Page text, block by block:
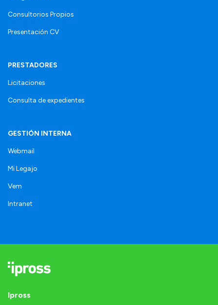
Consultorios Propios
Presentación CV
PRESTADORES
Licitaciones
Consulta de expedientes
GESTIÓN INTERNA
Webmail
Mi Legajo
Vem
Intranet
Ipross